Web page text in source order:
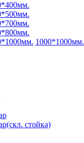
1000*1000мм.
стойка)